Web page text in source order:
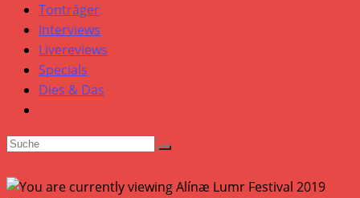
Tonträger
Interviews
Livereviews
Specials
Dies & Das